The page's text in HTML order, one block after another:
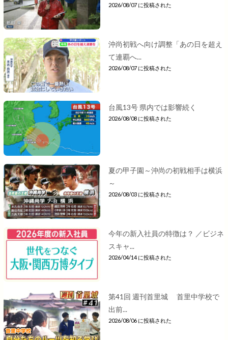
2026/08/07 に投稿された
沖尚初戦へ向け調整「あの日を超え
て連覇へ...
2026/08/07 に投稿された
台風13号 県内では影響続く
2026/08/08 に投稿された
夏の甲子園～沖尚の初戦相手は横浜
～
2026/08/03 に投稿された
今年の新入社員の特徴は？ ／ビジネ
スキャ...
2026/04/14 に投稿された
第41回 週刊首里城 首里中学校で
出前...
2026/08/06 に投稿された